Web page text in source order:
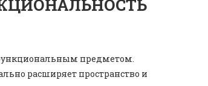
предметом.
расширяет пространство и